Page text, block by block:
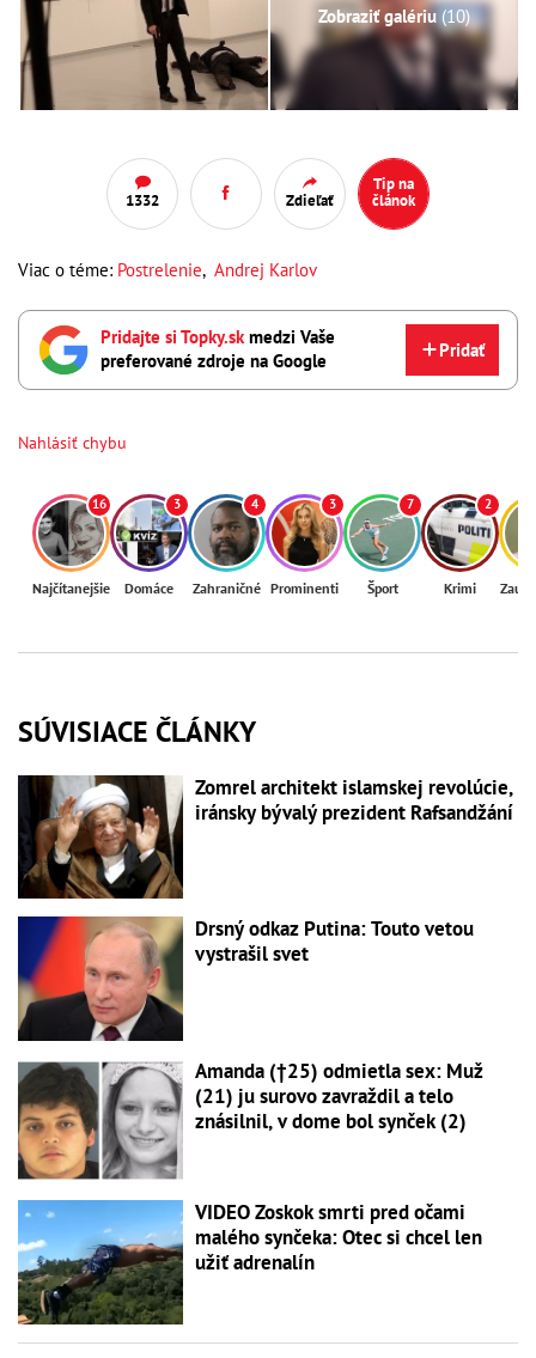
Zobraziť galériu (10)
1332 Zdieľať
Tip na
článok
Viac o téme: Postrelenie, Andrej Karlov
Pridajte si Topky.skmedzi Vaše
preferované zdroje na Google
Pridať
Nahlásiť chybu
16
Najčítanejšie
3
Domáce
4
Zahraničné
3
Prominenti
7
Šport
2
Krimi
SÚVISIACE ČLÁNKY
Zomrel architekt islamskej revolúcie,
iránsky bývalý prezident Rafsandžání
Drsný odkaz Putina: Touto vetou
vystrašil svet
Amanda (†25) odmietla sex: Muž
(21) ju surovo zavraždil a telo
znásilnil, v dome bol synček (2)
VIDEO Zoskok smrti pred očami
malého synčeka: Otec si chcel len
užiť adrenalín